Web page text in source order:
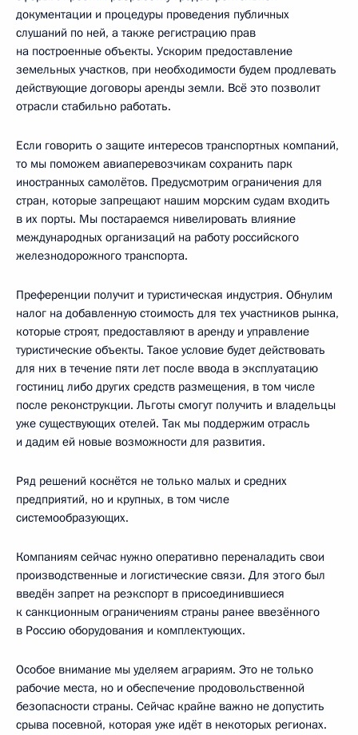
документации и процедуры проведения публичных
слушаний по ней, а также регистрацию прав
на построенные объекты. Ускорим предоставление
земельных участков, при необходимости будем продлевать
действующие договоры аренды земли. Всё это позволит
отрасли стабильно работать.
Если говорить о защите интересов транспортных компаний,
то мы поможем авиаперевозчикам сохранить парк
иностранных самолётов. Предусмотрим ограничения для
стран, которые запрещают нашим морским судам входить
в их порты. Мы постараемся нивелировать влияние
международных организаций на работу российского
железнодорожного транспорта.
Преференции получит и туристическая индустрия. Обнулим
налог на добавленную стоимость для тех участников рынка,
которые строят, предоставляют в аренду и управление
туристические объекты. Такое условие будет действовать
для них в течение пяти лет после ввода в эксплуатацию
гостиниц либо других средств размещения, в том числе
после реконструкции. Льготы смогут получить и владельцы
уже существующих отелей. Так мы поддержим отрасль
и дадим ей новые возможности для развития.
Ряд решений коснётся не только малых и средних
предприятий, но и крупных, в том числе
системообразующих.
Компаниям сейчас нужно оперативно переналадить свои
производственные и логистические связи. Для этого был
введён запрет на реэкспорт в присоединившиеся
к санкционным ограничениям страны ранее ввезённого
в Россию оборудования и комплектующих.
Особое внимание мы уделяем аграриям. Это не только
рабочие места, но и обеспечение продовольственной
безопасности страны. Сейчас крайне важно не допустить
срыва посевной, которая уже идёт в некоторых регионах.